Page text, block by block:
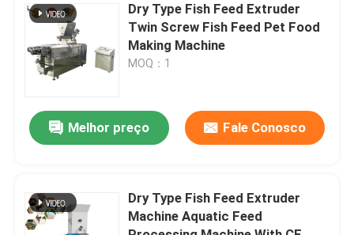
Controle de Qualidade
Fale Conosco
Pedir um orçamento
Moinho de pellets de madeira
Dry Type Fish Feed Extruder
Twin Screw Fish Feed Pet Food
Making Machine
MOQ：1
Melhor preço Fale Conosco
Dry Type Fish Feed Extruder
Machine Aquatic Feed